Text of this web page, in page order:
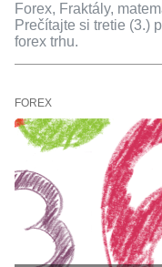
Forex, Fraktály,
Prečítajte si tretie (3.)
forex trhu.
FOREX